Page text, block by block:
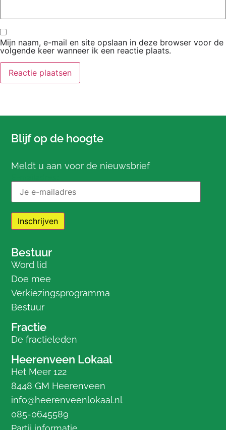
Mijn naam, e-mail en site opslaan in deze browser voor de
volgende keer wanneer ik een reactie plaats.
Blijf op de hoogte
Meldt u aan voor de nieuwsbrief
Bestuur
Word lid
Doe mee
Verkiezingsprogramma
Bestuur
Fractie
De fractieleden
Heerenveen Lokaal
Het Meer 122
8448 GM Heerenveen
info@heerenveenlokaal.nl
085-0645589